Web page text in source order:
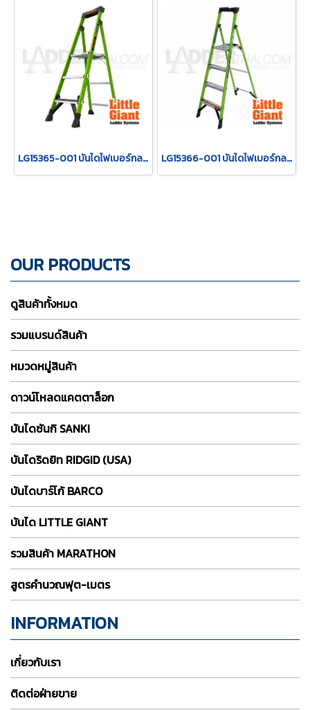
LG15365-001 บันไดไฟเบอร์กลาส MIGHTYLITE 3 ขั้น 5' LITTLE GIANT LG15366-001 บันไดไฟเบอร์กลาส MIGHTYLITE 4 ขั้น 6' LITTLE GIANT
OUR PRODUCTS
ดูสินค้าทั้งหมด
รวมแบรนด์สินค้า
หมวดหมู่สินค้า
ดาวน์โหลดแคตตาล็อก
บันไดซันกิ SANKI
บันไดริดยิท RIDGID (USA)
บันไดบาร์โก้ BARCO
บันได LITTLE GIANT
รวมสินค้า MARATHON
สูตรคำนวณฟุต-เมตร
INFORMATION
เกี่ยวกับเรา
ติดต่อฝ่ายขาย